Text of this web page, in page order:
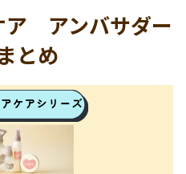
検索
ア アンバサダー
とめ